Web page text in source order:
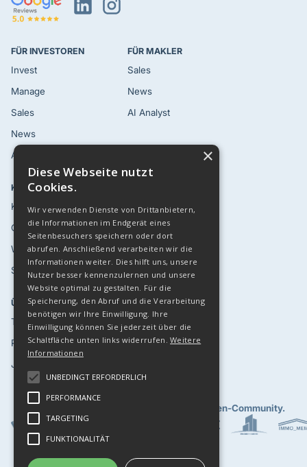
FÜR INVESTOREN
Invest
Manage
Sales
News
AI Analyst
FÜR MAKLER
Sales
News
AI Analyst
KUNDEN
Kundenstimmen
Case Studies
Webinare
Sicherheit
Blog
Eventkalender '26
Top 30 LinkedIn
ÜBER UNS
Team
Presse
Jobs
ANDERE
Demo Buchen
Login
starke Immobilien-Community.
×
Diese Webseite nutzt
Cookies.
Wir verwenden Dienste von Drittanbietern,
die Informationen im Endgerät eines
Seitenbesuchers speichern oder dort
abrufen. Anschließend verarbeiten wir die
Informationen weiter. Dies hilft uns, unsere
Nutzer besser kennenzulernen und unsere
Website optimal zu gestalten. Für die
Speicherung, den Abruf und die Verarbeitung
benötigen wir Ihre Einwilligung. Ihre
Einwilligung können Sie jederzeit über die
Schaltfläche unten links widerrufen.Weitere
Informationen
UNBEDINGT ERFORDERLICH
PERFORMANCE
TARGETING
FUNKTIONALITÄT